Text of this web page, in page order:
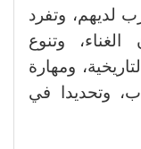
لديهم، وتفرد
الغناء، وتنوع
ومهارة
وتحديدا في